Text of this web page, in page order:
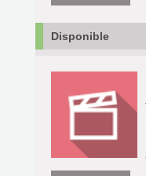
Disponible